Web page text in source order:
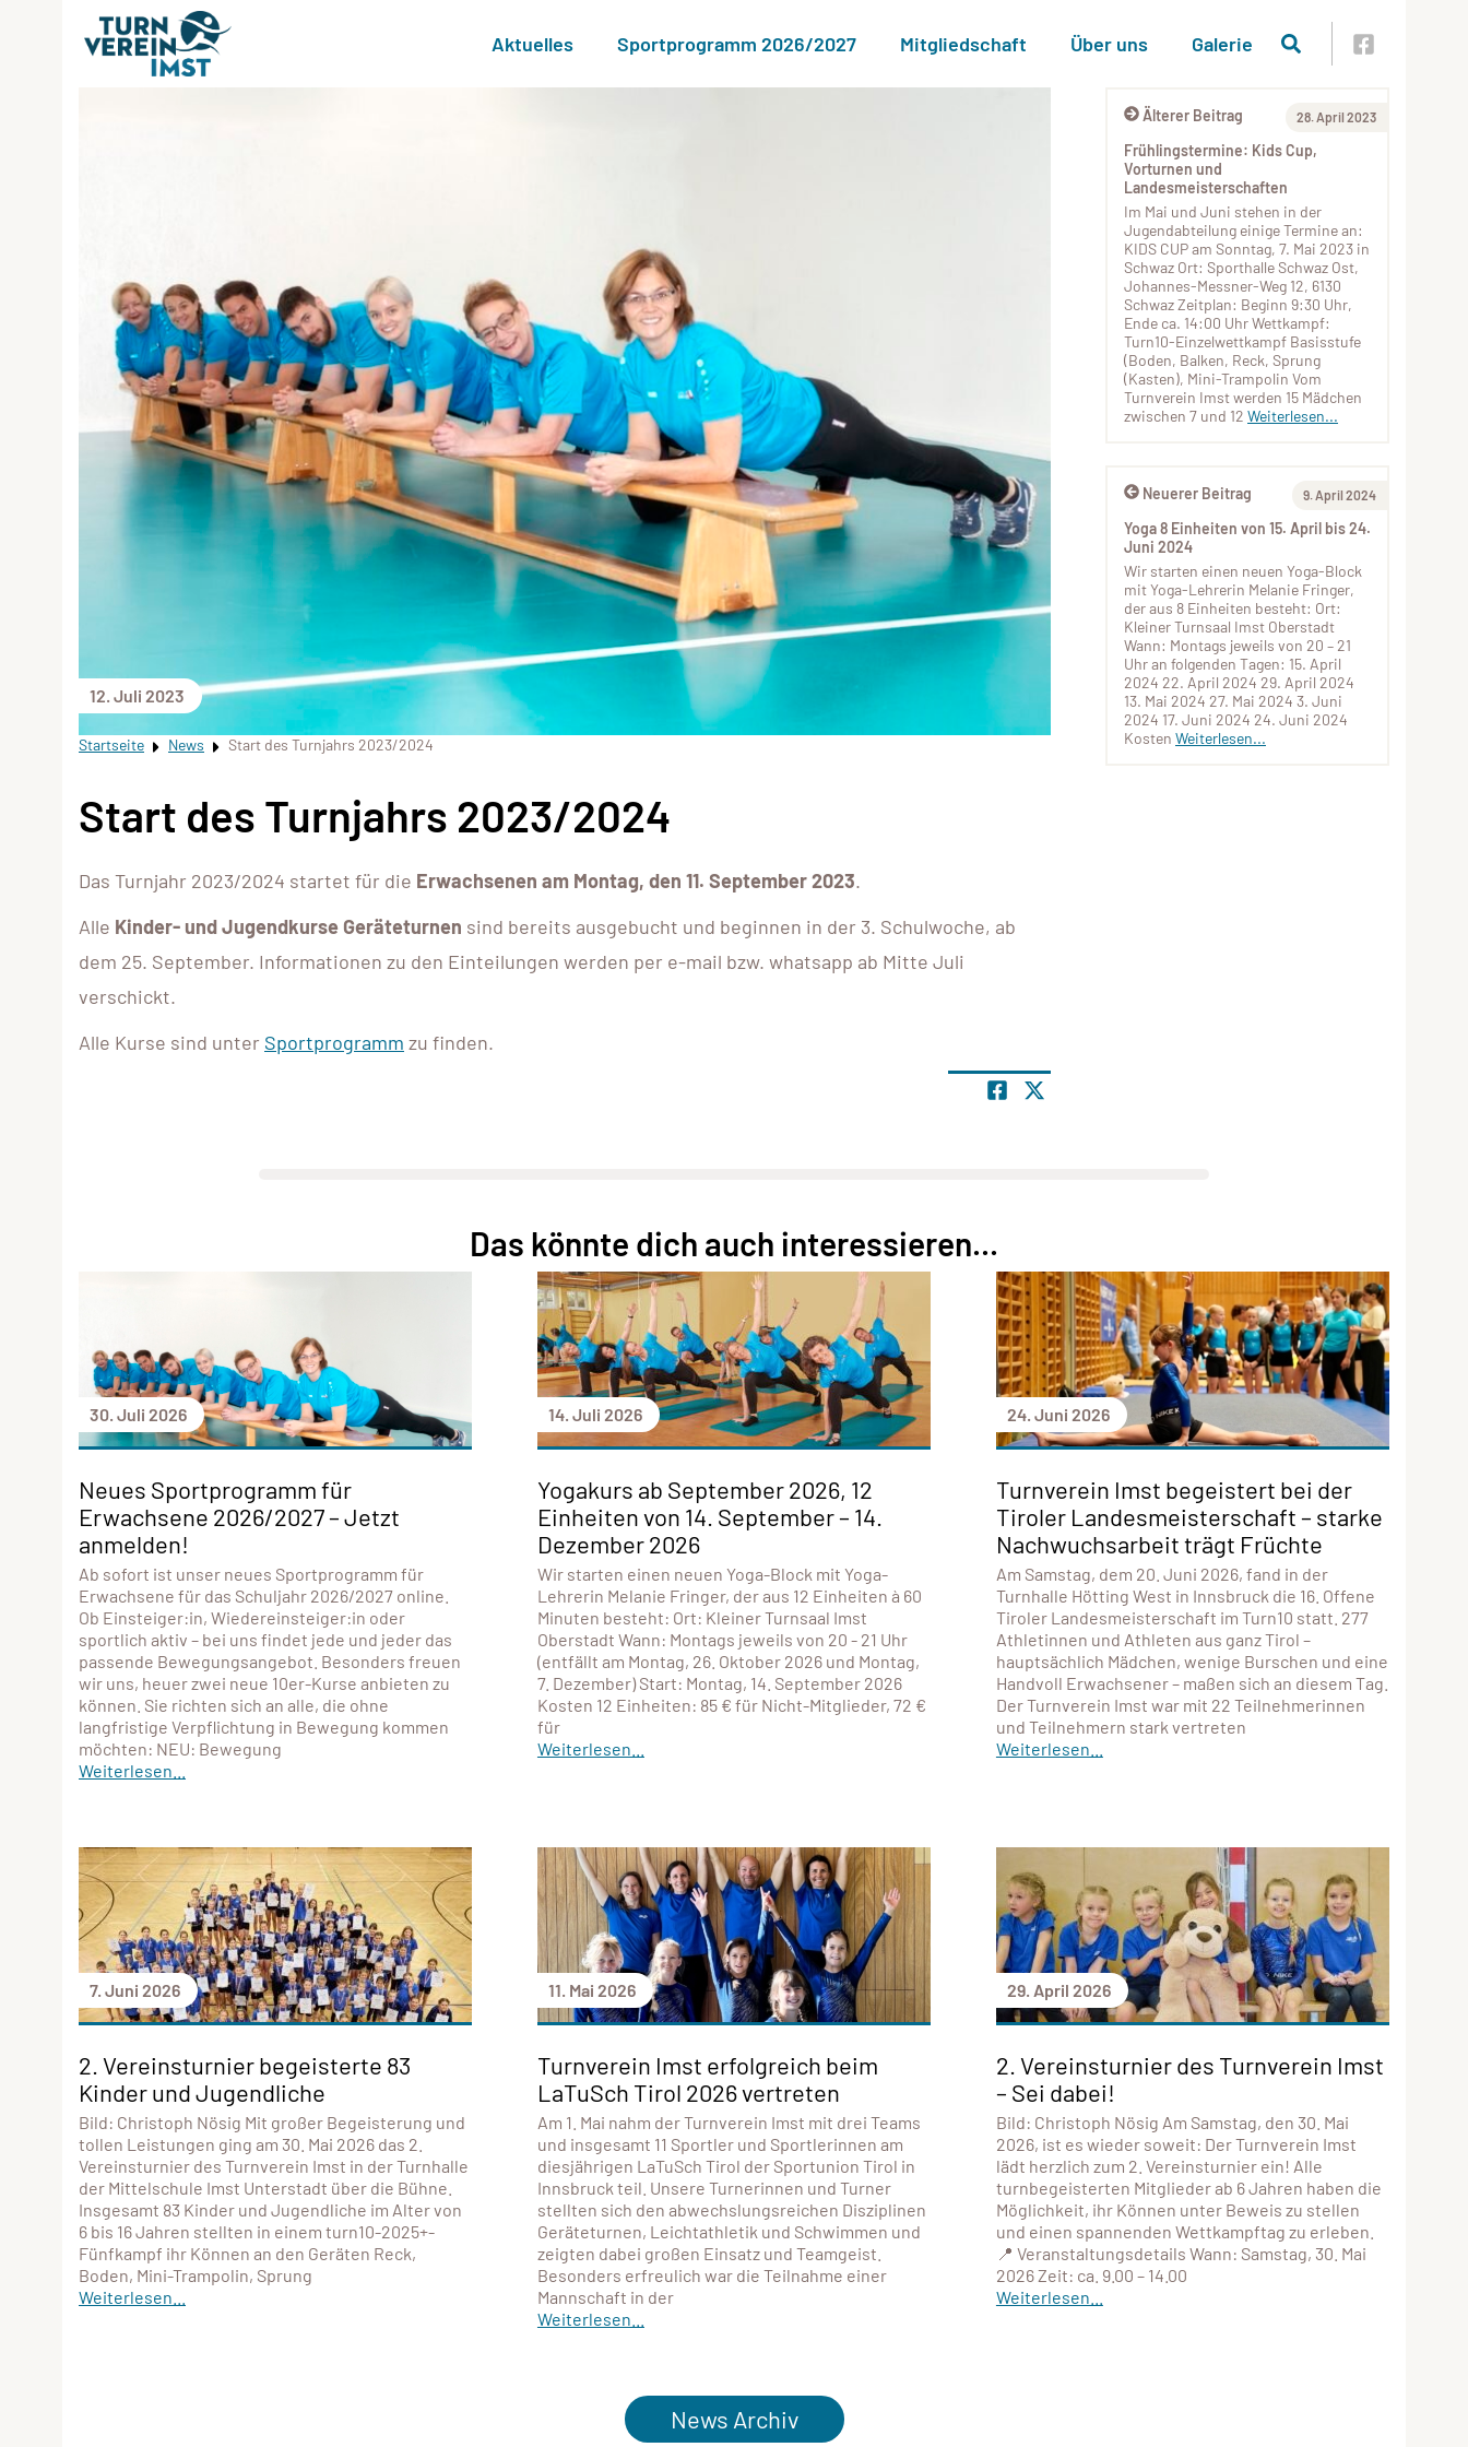
Aktuelles Sportprogramm 2026/2027 Mitgliedschaft Über uns Galerie
12. Juli 2023
Startseite News Start des Turnjahrs 2023/2024
Start des Turnjahrs 2023/2024
Das Turnjahr 2023/2024 startet für die Erwachsenen am Montag, den 11. September 2023.
Alle Kinder- und Jugendkurse Geräteturnen sind bereits ausgebucht und beginnen in der 3. Schulwoche, ab
dem 25. September. Informationen zu den Einteilungen werden per e-mail bzw. whatsapp ab Mitte Juli
verschickt.
Alle Kurse sind unter Sportprogramm zu finden.
Älterer Beitrag 28. April 2023
Frühlingstermine: Kids Cup,
Vorturnen und
Landesmeisterschaften
Im Mai und Juni stehen in der
Jugendabteilung einige Termine an:
KIDS CUP am Sonntag, 7. Mai 2023 in
Schwaz Ort: Sporthalle Schwaz Ost,
Johannes-Messner-Weg 12, 6130
Schwaz Zeitplan: Beginn 9:30 Uhr,
Ende ca. 14:00 Uhr Wettkampf:
Turn10-Einzelwettkampf Basisstufe
(Boden, Balken, Reck, Sprung
(Kasten), Mini-Trampolin Vom
Turnverein Imst werden 15 Mädchen
zwischen 7 und 12 Weiterlesen...
Neuerer Beitrag 9. April 2024
Yoga 8 Einheiten von 15. April bis 24.
Juni 2024
Wir starten einen neuen Yoga-Block
mit Yoga-Lehrerin Melanie Fringer,
der aus 8 Einheiten besteht: Ort:
Kleiner Turnsaal Imst Oberstadt
Wann: Montags jeweils von 20 – 21
Uhr an folgenden Tagen: 15. April
2024 22. April 2024 29. April 2024
13. Mai 2024 27. Mai 2024 3. Juni
2024 17. Juni 2024 24. Juni 2024
Kosten Weiterlesen...
Das könnte dich auch interessieren...
30. Juli 2026
Neues Sportprogramm für
Erwachsene 2026/2027 – Jetzt
anmelden!
Ab sofort ist unser neues Sportprogramm für
Erwachsene für das Schuljahr 2026/2027 online.
Ob Einsteiger:in, Wiedereinsteiger:in oder
sportlich aktiv – bei uns findet jede und jeder das
passende Bewegungsangebot. Besonders freuen
wir uns, heuer zwei neue 10er-Kurse anbieten zu
können. Sie richten sich an alle, die ohne
langfristige Verpflichtung in Bewegung kommen
möchten: NEU: Bewegung
Weiterlesen...
14. Juli 2026
Yogakurs ab September 2026, 12
Einheiten von 14. September – 14.
Dezember 2026
Wir starten einen neuen Yoga-Block mit Yoga-
Lehrerin Melanie Fringer, der aus 12 Einheiten à 60
Minuten besteht: Ort: Kleiner Turnsaal Imst
Oberstadt Wann: Montags jeweils von 20 - 21 Uhr
(entfällt am Montag, 26. Oktober 2026 und Montag,
7. Dezember) Start: Montag, 14. September 2026
Kosten 12 Einheiten: 85 € für Nicht-Mitglieder, 72 €
für
Weiterlesen...
24. Juni 2026
Turnverein Imst begeistert bei der
Tiroler Landesmeisterschaft – starke
Nachwuchsarbeit trägt Früchte
Am Samstag, dem 20. Juni 2026, fand in der
Turnhalle Hötting West in Innsbruck die 16. Offene
Tiroler Landesmeisterschaft im Turn10 statt. 277
Athletinnen und Athleten aus ganz Tirol –
hauptsächlich Mädchen, wenige Burschen und eine
Handvoll Erwachsener – maßen sich an diesem Tag.
Der Turnverein Imst war mit 22 Teilnehmerinnen
und Teilnehmern stark vertreten
Weiterlesen...
7. Juni 2026
2. Vereinsturnier begeisterte 83
Kinder und Jugendliche
Bild: Christoph Nösig Mit großer Begeisterung und
tollen Leistungen ging am 30. Mai 2026 das 2.
Vereinsturnier des Turnverein Imst in der Turnhalle
der Mittelschule Imst Unterstadt über die Bühne.
Insgesamt 83 Kinder und Jugendliche im Alter von
6 bis 16 Jahren stellten in einem turn10-2025+-
Fünfkampf ihr Können an den Geräten Reck,
Boden, Mini-Trampolin, Sprung
Weiterlesen...
11. Mai 2026
Turnverein Imst erfolgreich beim
LaTuSch Tirol 2026 vertreten
Am 1. Mai nahm der Turnverein Imst mit drei Teams
und insgesamt 11 Sportler und Sportlerinnen am
diesjährigen LaTuSch Tirol der Sportunion Tirol in
Innsbruck teil. Unsere Turnerinnen und Turner
stellten sich den abwechslungsreichen Disziplinen
Geräteturnen, Leichtathletik und Schwimmen und
zeigten dabei großen Einsatz und Teamgeist.
Besonders erfreulich war die Teilnahme einer
Mannschaft in der
Weiterlesen...
29. April 2026
2. Vereinsturnier des Turnverein Imst
– Sei dabei!
Bild: Christoph Nösig Am Samstag, den 30. Mai
2026, ist es wieder soweit: Der Turnverein Imst
lädt herzlich zum 2. Vereinsturnier ein! Alle
turnbegeisterten Mitglieder ab 6 Jahren haben die
Möglichkeit, ihr Können unter Beweis zu stellen
und einen spannenden Wettkampftag zu erleben.
📍 Veranstaltungsdetails Wann: Samstag, 30. Mai
2026 Zeit: ca. 9.00 – 14.00
Weiterlesen...
News Archiv